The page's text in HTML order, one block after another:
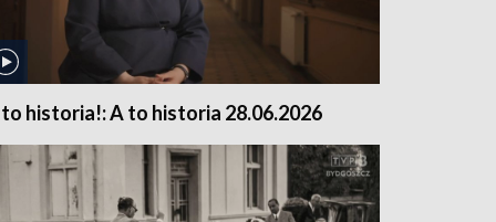
historia!: A to historia 28.06.2026